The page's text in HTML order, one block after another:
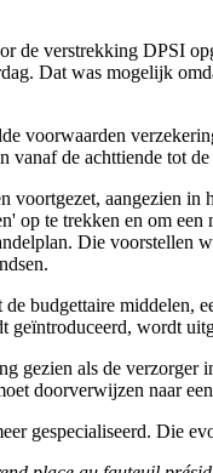
de verstrekking DPSI
Dat was mogelijk
voorwaarden
de achttiende tot
aangezien
op te trekken en om
Die voorstellen
budgettaire middelen,
wordt
gezien als de
doorverwijzen naar
gespecialiseerd. Die